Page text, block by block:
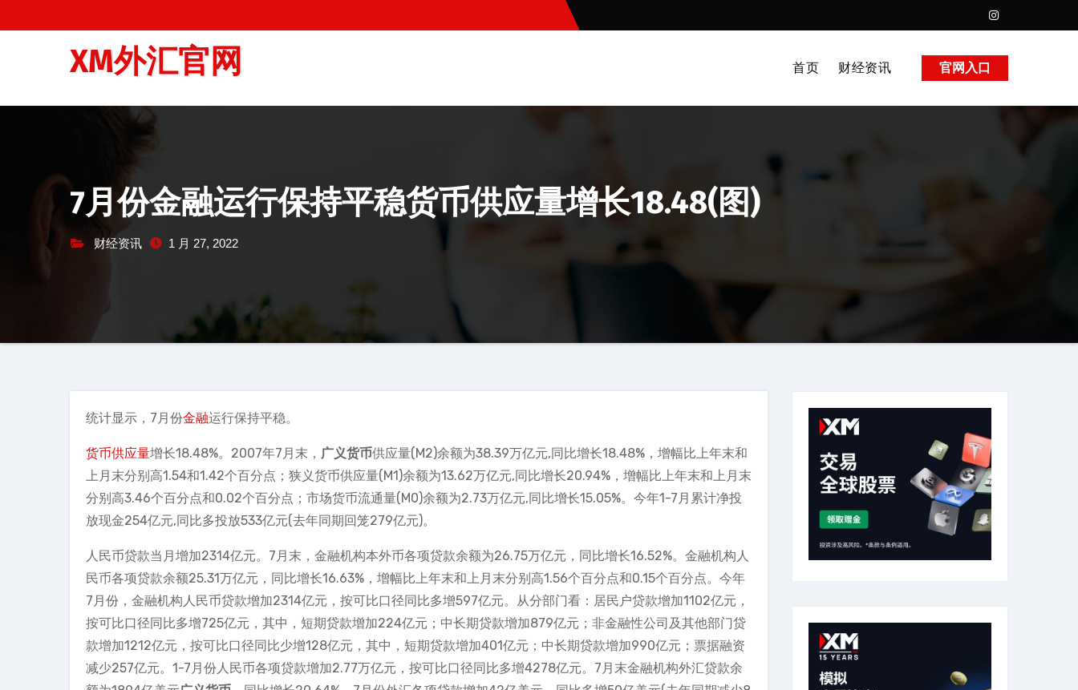
至
XM外汇官网 首页 财经资讯 官网入口
7月份金融运行保持平稳货币供应量增长18.48(图)
财经资讯 1 月 27, 2022
统计显示，7月份金融运行保持平稳。
货币供应量增长18.48%。2007年7月末， 广义货币供应量(M2)余额为38.39万亿元,同比增长18.48%，增幅比上年末和
上月末分别高1.54和1.42个百分点；狭义货币供应量(M1)余额为13.62万亿元,同比增长20.94%，增幅比上年末和上月末
分别高3.46个百分点和0.02个百分点；市场货币流通量(M0)余额为2.73万亿元,同比增长15.05%。今年1-7月累计净投
放现金254亿元,同比多投放533亿元(去年同期回笼279亿元)。
人民币贷款当月增加2314亿元。7月末，金融机构本外币各项贷款余额为26.75万亿元，同比增长16.52%。金融机构人
民币各项贷款余额25.31万亿元，同比增长16.63%，增幅比上年末和上月末分别高1.56个百分点和0.15个百分点。今年
7月份，金融机构人民币贷款增加2314亿元，按可比口径同比多增597亿元。从分部门看：居民户贷款增加1102亿元，
按可比口径同比多增725亿元，其中，短期贷款增加224亿元；中长期贷款增加879亿元；非金融性公司及其他部门贷
款增加1212亿元，按可比口径同比少增128亿元，其中，短期贷款增加401亿元；中长期贷款增加990亿元；票据融资
减少257亿元。1-7月份人民币各项贷款增加2.77万亿元，按可比口径同比多增4278亿元。7月末金融机构外汇贷款余